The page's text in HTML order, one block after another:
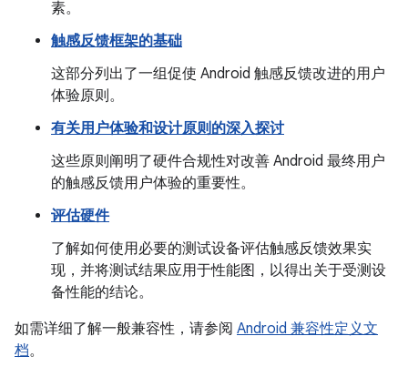
素。
触感反馈框架的基础
这部分列出了一组促使 Android 触感反馈改进的用户
体验原则。
有关用户体验和设计原则的深入探讨
这些原则阐明了硬件合规性对改善 Android 最终用户
的触感反馈用户体验的重要性。
评估硬件
了解如何使用必要的测试设备评估触感反馈效果实
现，并将测试结果应用于性能图，以得出关于受测设
备性能的结论。
如需详细了解一般兼容性，请参阅 Android 兼容性定义文
档。